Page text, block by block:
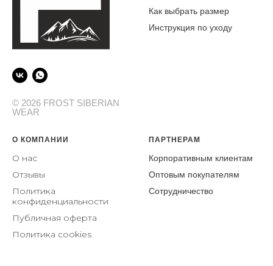
© 2026 FROST SIBERIAN
WEAR
Как выбрать размер
Инструкция по уходу
О КОМПАНИИ
О нас
Отзывы
Политика
конфиденциальности
Публичная оферта
Политика cookies
ПАРТНЕРАМ
Корпоративным клиентам
Оптовым покупателям
Сотрудничество